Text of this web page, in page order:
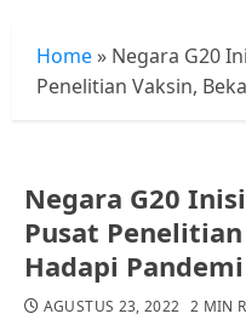
Home » Negara G20
Penelitian Vaksin,
Negara G20
Pusat
Hadapi Pandemi
AGUSTUS 23, 2022 2 MIN